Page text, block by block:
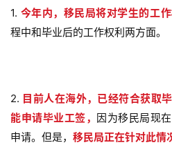
1. 今年内，移民局将对学生的工
程中和毕业后的工作权利两方面。
2. 目前人在海外，已经符合获取
能申请毕业工签， 因为移民局现
申请。但是， 移民局正在针对此情